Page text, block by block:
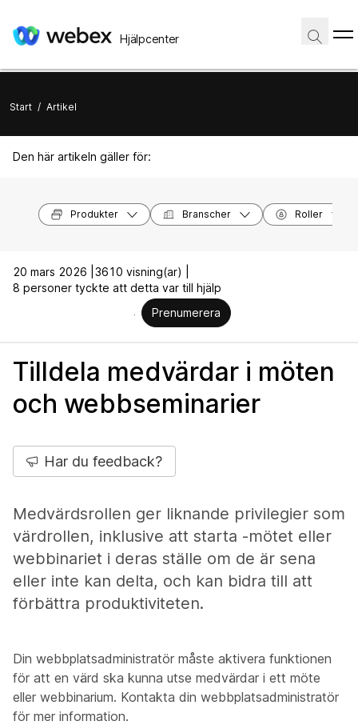
Hjälpcenter
Start / Artikel
Den här artikeln gäller för:
Produkter Branscher Roller
20 mars 2026 | 3610 visning(ar) |
8 personer tyckte att detta var till hjälp
Prenumerera
Tilldela medvärdar i möten
och webbseminarier
Har du feedback?
Medvärdsrollen ger liknande privilegier som
värdrollen, inklusive att starta -mötet eller
webbinariet i deras ställe om de är sena
eller inte kan delta, och kan bidra till att
förbättra produktiviteten.
Din webbplatsadministratör måste aktivera funktionen
för att en värd ska kunna utse medvärdar i ett möte
eller webbinarium. Kontakta din webbplatsadministratör
för mer information.